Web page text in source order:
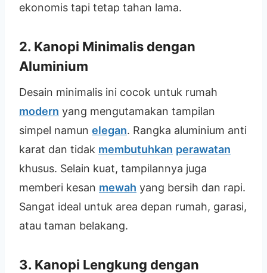
ekonomis tapi tetap tahan lama.
2. Kanopi Minimalis dengan
Aluminium
Desain minimalis ini cocok untuk rumah
modern yang mengutamakan tampilan
simpel namun elegan. Rangka aluminium anti
karat dan tidak membutuhkan perawatan
khusus. Selain kuat, tampilannya juga
memberi kesan mewah yang bersih dan rapi.
Sangat ideal untuk area depan rumah, garasi,
atau taman belakang.
3. Kanopi Lengkung dengan